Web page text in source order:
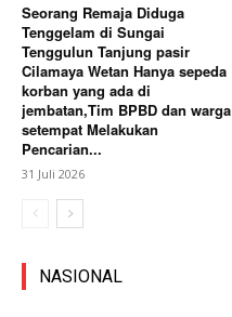
Seorang Remaja Diduga
Tenggelam di Sungai
Tenggulun Tanjung pasir
Cilamaya Wetan Hanya sepeda
korban yang ada di
jembatan,Tim BPBD dan warga
setempat Melakukan
Pencarian...
31 Juli 2026
NASIONAL